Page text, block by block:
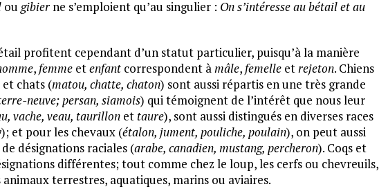
ou gibier ne s’emploient qu’au singulier : On s’intéresse au bétail et au
profitent cependant d’un statut particulier, puisqu’à la manière
, femme etenfant correspondent àmâle, femelle etrejeton. Chiens
et chats (matou, chatte, chaton) sont aussi répartis en une très grande
neuve; persan, siamois) qui témoignent de l’intérêt que nous leur
vache, veau, taurillon et taure), sont aussi distingués en diverses races
); et pour les chevaux (étalon, jument, pouliche, poulain), on peut aussi
désignations raciales (arabe, canadien, mustang, percheron). Coqs et
différentes; tout comme chez le loup, les cerfs ou chevreuils,
terrestres, aquatiques, marins ou aviaires.